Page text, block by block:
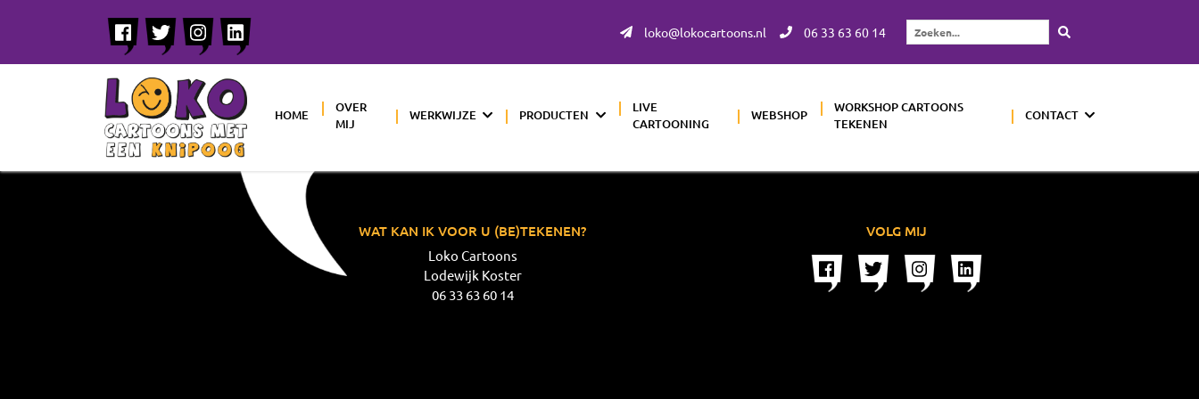
loko@lokocartoons.nl 06 33 63 60 14
Zoeken...
HOME
OVER
MIJ
WERKWIJZE PRODUCTEN
LIVE
CARTOONING
WEBSHOP
WORKSHOP CARTOONS
TEKENEN
CONTACT
WAT KAN IK VOOR U (BE)TEKENEN?
Loko Cartoons
Lodewijk Koster
06 33 63 60 14
VOLG MIJ